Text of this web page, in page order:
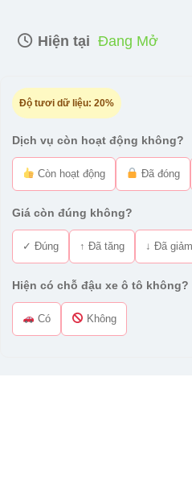
Hiện tại Đang Mở
Độ tươi dữ liệu: 20%
Dịch vụ còn hoạt động không?
Còn hoạt động Đã đóng
Giá còn đúng không?
✓ Đúng ↑ Đã tăng ↓ Đã giảm
Hiện có chỗ đậu xe ô tô không?
Có Không